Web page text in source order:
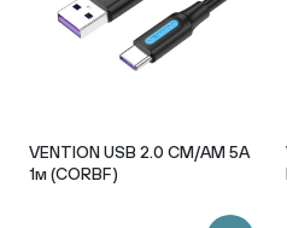
VENTION USB 2.0 CM/AM 5A
1м (CORBF)